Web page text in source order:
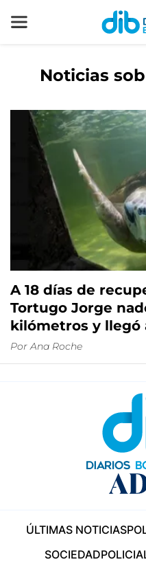
Noticias
A 18 días de
Tortugo Jorge
kilómetros y llegó
Por Ana Roche
ÚLTIMAS NOTICIAS
SOCIEDAD